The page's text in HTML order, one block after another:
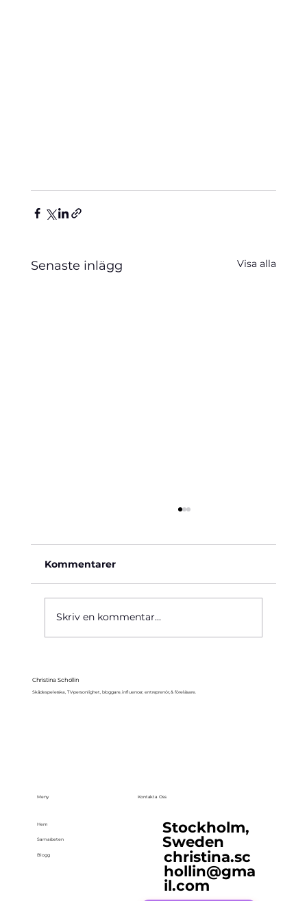
Senaste inlägg Visa alla
Kommentarer
Skriv en kommentar...
Christina Schollin
Skådespelerska, TV-personlighet, bloggare, influencer, entreprenör, & föreläsare.
Meny
Hem
Samarbeten
Blogg
Kontakta Oss
Stockholm,
Sweden
christina.sc
hollin@gma
il.com